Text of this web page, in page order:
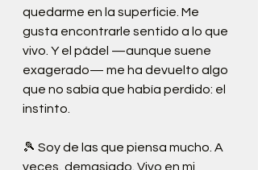
quedarme en la superficie. Me
gusta encontrarle sentido a lo que
vivo. Y el pádel —aunque suene
exagerado— me ha devuelto algo
que no sabía que había perdido: el
instinto.
🎾 Soy de las que piensa mucho. A
veces, demasiado. Vivo en mi